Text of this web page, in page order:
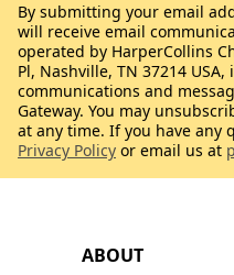
ABOUT
By submitting your email
will receive email
operated by HarperCollins
Pl, Nashville, TN 37214
communications and
Gateway. You may
at any time. If you have any
Privacy Policy or email us at